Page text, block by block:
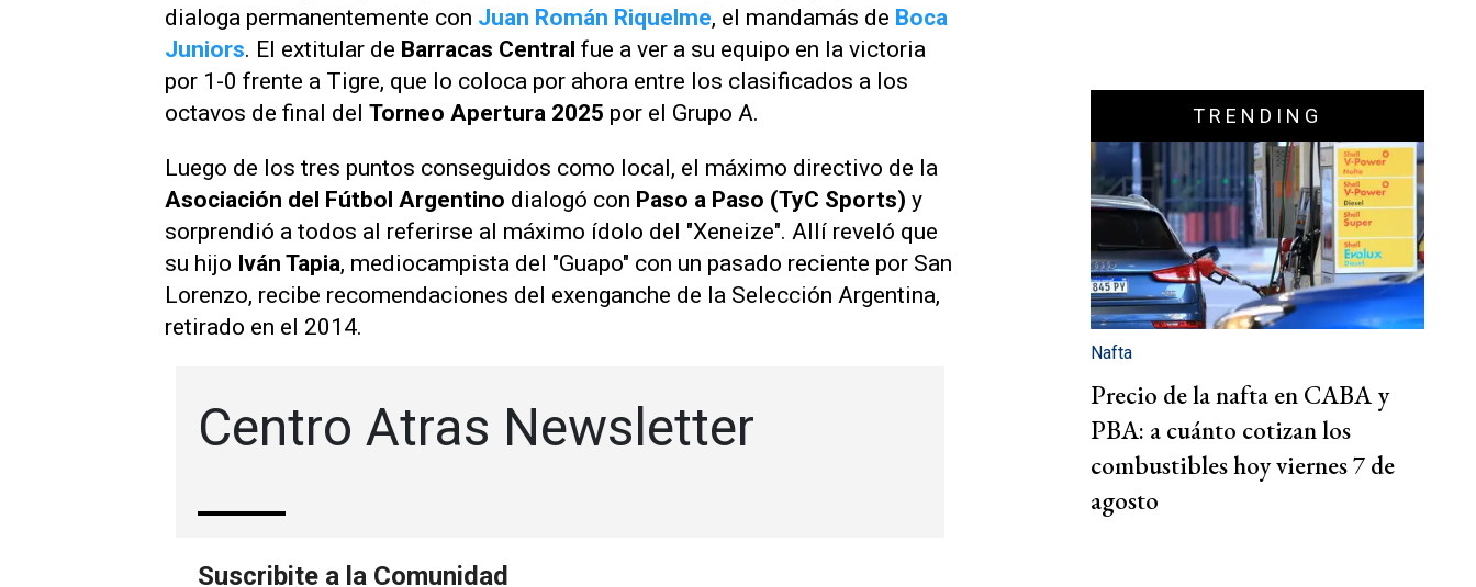
dialoga permanentemente con Juan Román Riquelme, el mandamás de Boca
Juniors. El extitular de Barracas Central fue a ver a su equipo en la victoria
por 1-0 frente a Tigre, que lo coloca por ahora entre los clasificados a los
octavos de final del Torneo Apertura 2025 por el Grupo A.
Luego de los tres puntos conseguidos como local, el máximo directivo de la
Asociación del Fútbol Argentino dialogó con Paso a Paso (TyC Sports) y
sorprendió a todos al referirse al máximo ídolo del "Xeneize". Allí reveló que
su hijo Iván Tapia, mediocampista del "Guapo" con un pasado reciente por San
Lorenzo, recibe recomendaciones del exenganche de la Selección Argentina,
retirado en el 2014.
TRENDING
Nafta
Precio de la nafta en CABA y
PBA: a cuánto cotizan los
combustibles hoy viernes 7 de
agosto